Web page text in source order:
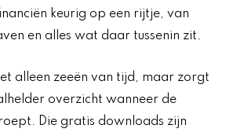
keurig op een rijtje, van
en alles wat daar tussenin zit.
alleen zeeën van tijd, maar zorgt
overzicht wanneer de
Die gratis downloads zijn